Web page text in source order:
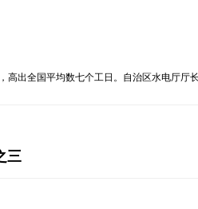
出全国平均数七个工日。自治区水电厅厅
三